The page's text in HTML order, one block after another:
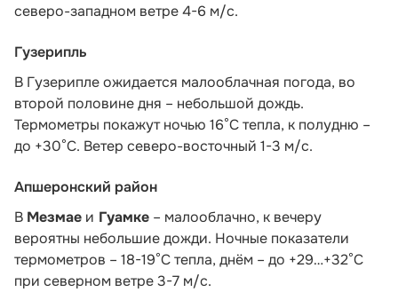
северо-западном ветре 4-6 м/с.
Гузерипль
В Гузерипле ожидается малооблачная погода, во
второй половине дня – небольшой дождь.
Термометры покажут ночью 16°С тепла, к полудню –
до +30°С. Ветер северо-восточный 1-3 м/с.
Апшеронский район
В Мезмае и Гуамке – малооблачно, к вечеру
вероятны небольшие дожди. Ночные показатели
термометров – 18-19°С тепла, днём – до +29…+32°С
при северном ветре 3-7 м/с.